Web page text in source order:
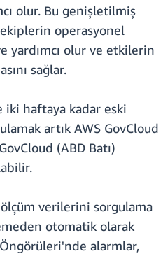
olur. Bu genişletilmiş
ekiplerin operasyonel
yardımcı olur ve etkilerin
sağlar.
haftaya kadar eski
artık AWS GovCloud
(ABD Batı)
verilerini sorgulama
otomatik olarak
alarmlar,